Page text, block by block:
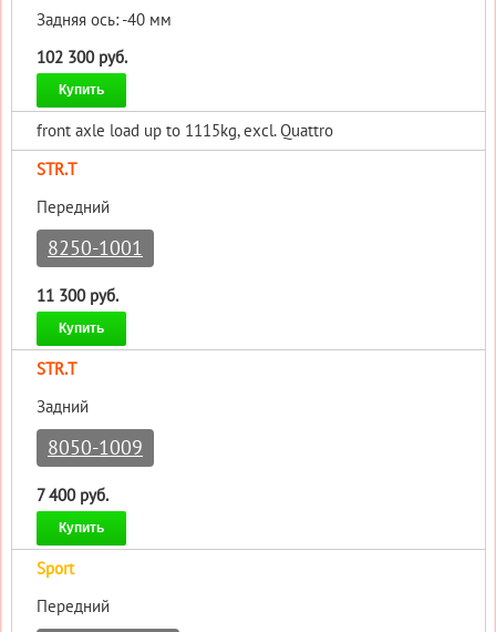
Задняя ось: -40 мм
102 300 руб.
Купить
front axle load up to 1115kg, excl. Quattro
STR.T
Передний
8250-1001
11 300 руб.
Купить
STR.T
Задний
8050-1009
7 400 руб.
Купить
Sport
Передний